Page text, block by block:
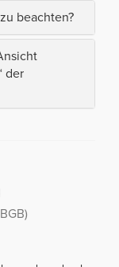
beachten?
der